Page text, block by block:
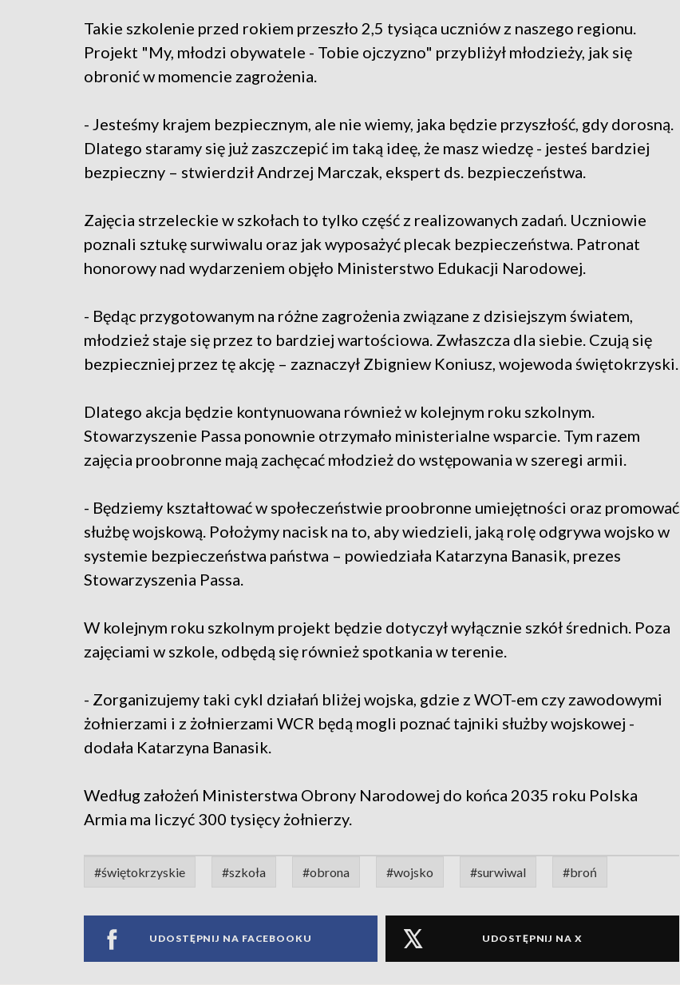
Takie szkolenie przed rokiem przeszło 2,5 tysiąca uczniów z naszego regionu.
Projekt "My, młodzi obywatele - Tobie ojczyzno" przybliżył młodzieży, jak się
obronić w momencie zagrożenia.
- Jesteśmy krajem bezpiecznym, ale nie wiemy, jaka będzie przyszłość, gdy dorosną.
Dlatego staramy się już zaszczepić im taką ideę, że masz wiedzę - jesteś bardziej
bezpieczny – stwierdził Andrzej Marczak, ekspert ds. bezpieczeństwa.
Zajęcia strzeleckie w szkołach to tylko część z realizowanych zadań. Uczniowie
poznali sztukę surwiwalu oraz jak wyposażyć plecak bezpieczeństwa. Patronat
honorowy nad wydarzeniem objęło Ministerstwo Edukacji Narodowej.
- Będąc przygotowanym na różne zagrożenia związane z dzisiejszym światem,
młodzież staje się przez to bardziej wartościowa. Zwłaszcza dla siebie. Czują się
bezpieczniej przez tę akcję – zaznaczył Zbigniew Koniusz, wojewoda świętokrzyski.
Dlatego akcja będzie kontynuowana również w kolejnym roku szkolnym.
Stowarzyszenie Passa ponownie otrzymało ministerialne wsparcie. Tym razem
zajęcia proobronne mają zachęcać młodzież do wstępowania w szeregi armii.
- Będziemy kształtować w społeczeństwie proobronne umiejętności oraz promować
służbę wojskową. Położymy nacisk na to, aby wiedzieli, jaką rolę odgrywa wojsko w
systemie bezpieczeństwa państwa – powiedziała Katarzyna Banasik, prezes
Stowarzyszenia Passa.
W kolejnym roku szkolnym projekt będzie dotyczył wyłącznie szkół średnich. Poza
zajęciami w szkole, odbędą się również spotkania w terenie.
- Zorganizujemy taki cykl działań bliżej wojska, gdzie z WOT-em czy zawodowymi
żołnierzami i z żołnierzami WCR będą mogli poznać tajniki służby wojskowej -
dodała Katarzyna Banasik.
Według założeń Ministerstwa Obrony Narodowej do końca 2035 roku Polska
Armia ma liczyć 300 tysięcy żołnierzy.
#świętokrzyskie #szkoła #obrona #wojsko #surwiwal #broń
UDOSTĘPNIJ NA FACEBOOKU UDOSTĘPNIJ NA X